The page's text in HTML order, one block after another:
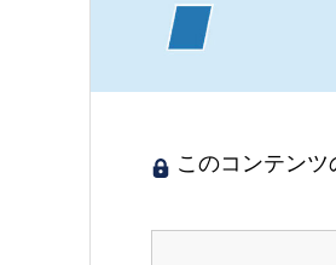
このコンテンツ